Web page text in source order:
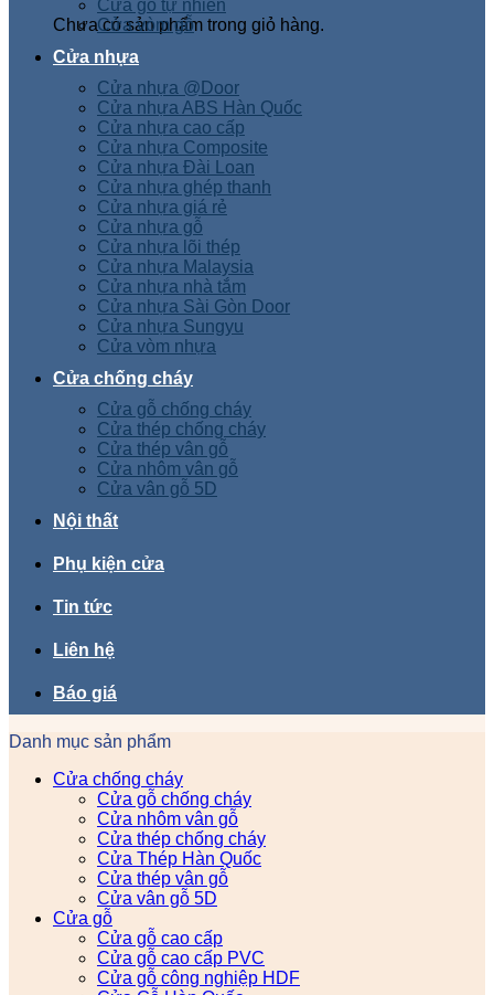
Chưa có sản phẩm trong giỏ hàng.
Cửa gỗ tự nhiên
Cửa vòm gỗ
Cửa nhựa
Cửa nhựa @Door
Cửa nhựa ABS Hàn Quốc
Cửa nhựa cao cấp
Cửa nhựa Composite
Cửa nhựa Đài Loan
Cửa nhựa ghép thanh
Cửa nhựa giá rẻ
Cửa nhựa gỗ
Cửa nhựa lõi thép
Cửa nhựa Malaysia
Cửa nhựa nhà tắm
Cửa nhựa Sài Gòn Door
Cửa nhựa Sungyu
Cửa vòm nhựa
Cửa chống cháy
Cửa gỗ chống cháy
Cửa thép chống cháy
Cửa thép vân gỗ
Cửa nhôm vân gỗ
Cửa vân gỗ 5D
Nội thất
Phụ kiện cửa
Tin tức
Liên hệ
Báo giá
Danh mục sản phẩm
Cửa chống cháy
Cửa gỗ chống cháy
Cửa nhôm vân gỗ
Cửa thép chống cháy
Cửa Thép Hàn Quốc
Cửa thép vân gỗ
Cửa vân gỗ 5D
Cửa gỗ
Cửa gỗ cao cấp
Cửa gỗ cao cấp PVC
Cửa gỗ công nghiệp HDF